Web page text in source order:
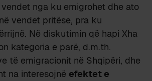
nga ku emigrohet dhe ato
vendet pritëse, pra ku
Në diskutimin që hapi Xha
kategoria e parë, d.m.th.
të emigracionit në Shqipëri, dhe
na interesojnë efektet e